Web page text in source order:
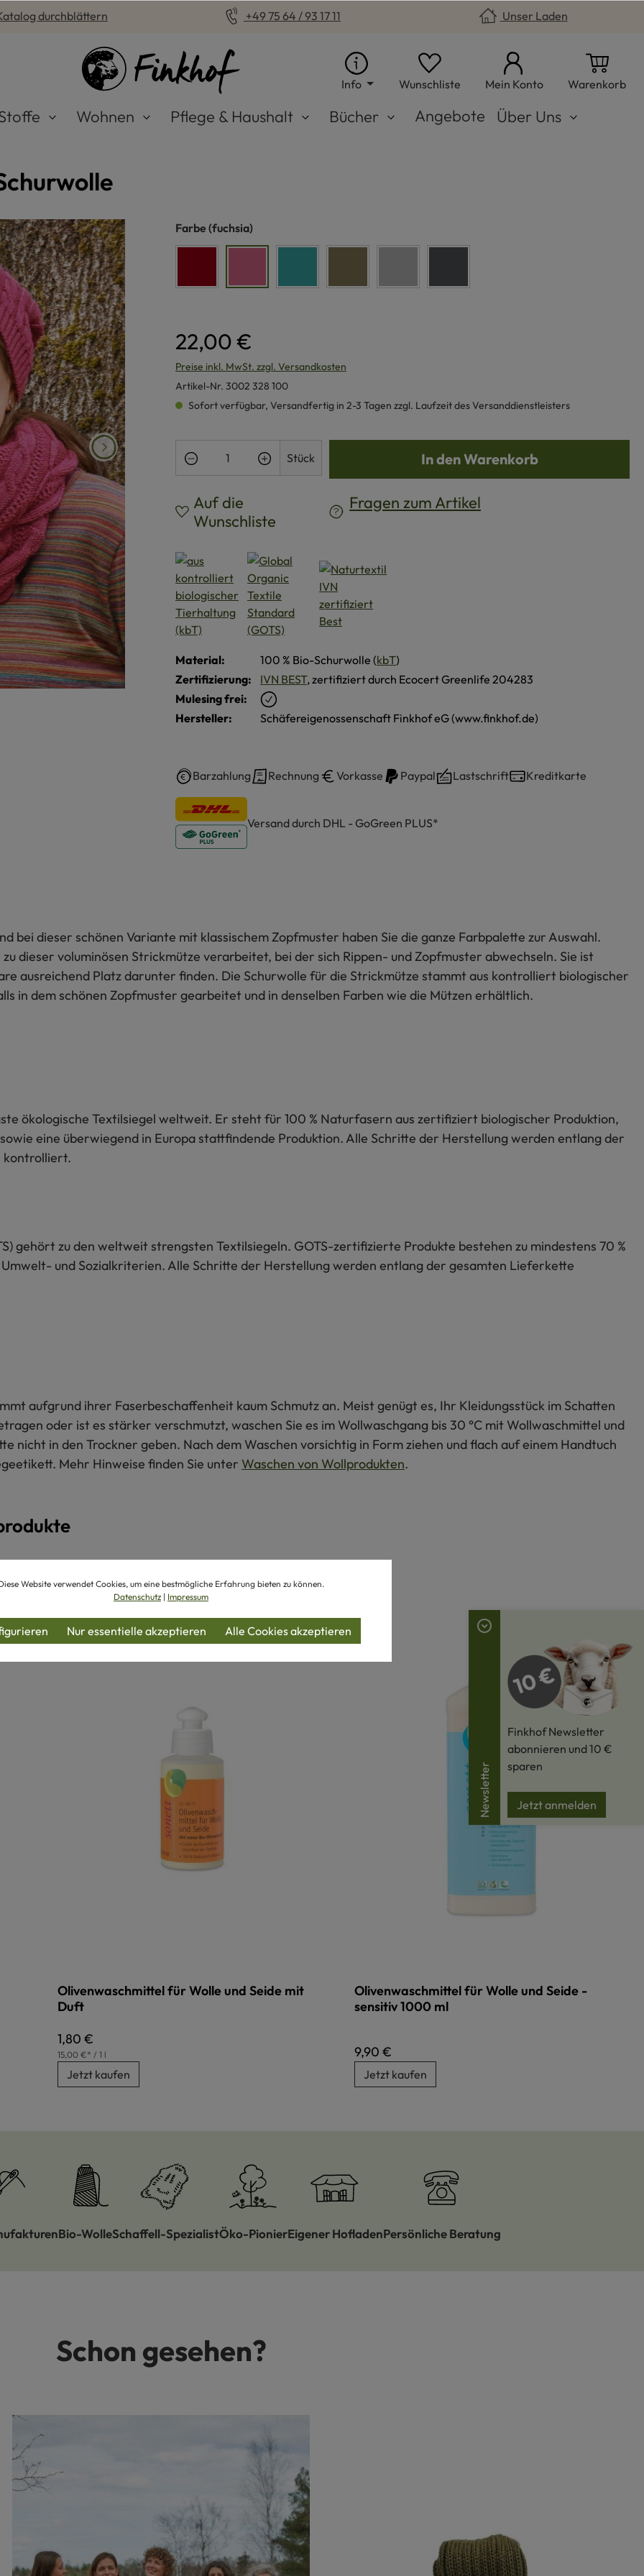
durchblättern +49 75 64 / 93 17 11 Unser Laden
Info Wunschliste Du hast 0 Produkte auf dem
Mein Konto Warenkorb
Wohnen Pflege & Haushalt Bücher Angebote Über Uns
Farbe auswählen
(fuchsia)
22,00 €
Preise inkl. MwSt. zzgl. Versandkosten
Artikel-Nr. 3002 328 100
Sofort verfügbar, Versandfertig in 2-3 Tagen zzgl. Laufzeit des Versanddienstleisters
Produkt Anzahl: Gib den gewünschten Wert ein oder
Stück In den Warenkorb
Auf die
Wunschliste
Fragen zum Artikel
Material: 100 % Bio-Schurwolle (kbT)
Zertifizierung:
IVN BEST, zertifiziert durch Ecocert Greenlife 204283
Mulesing frei:
Hersteller:
Schäfereigenossenschaft Finkhof eG (www.finkhof.de)
Barzahlung Rechnung Vorkasse Paypal Lastschrift Kreditkarte
Versand durch DHL - GoGreen PLUS*
bei dieser schönen Variante mit klassischem Zopfmuster haben Sie die ganze Farbpalette zur Auswahl.
dieser voluminösen Strickmütze verarbeitet, bei der sich Rippen- und Zopfmuster abwechseln. Sie ist
ausreichend Platz darunter finden. Die Schurwolle für die Strickmütze stammt aus kontrolliert biologischer
in dem schönen Zopfmuster gearbeitet und in denselben Farben wie die Mützen erhältlich.
ökologische Textilsiegel weltweit. Er steht für 100 % Naturfasern aus zertifiziert biologischer Produktion,
eine überwiegend in Europa stattfindende Produktion. Alle Schritte der Herstellung werden entlang der
kontrolliert.
gehört zu den weltweit strengsten Textilsiegeln. GOTS-zertifizierte Produkte bestehen zu mindestens 70 %
und Sozialkriterien. Alle Schritte der Herstellung werden entlang der gesamten Lieferkette
aufgrund ihrer Faserbeschaffenheit kaum Schmutz an. Meist genügt es, Ihr Kleidungsstück im Schatten
oder ist es stärker verschmutzt, waschen Sie es im Wollwaschgang bis 30 °C mit Wollwaschmittel und
nicht in den Trockner geben. Nach dem Waschen vorsichtig in Form ziehen und flach auf einem Handtuch
Mehr Hinweise finden Sie unter Waschen von Wollprodukten.
Olivenwaschmittel für Wolle und Seide mit
Duft
Regulärer Preis:
1,80 €
15,00 €* / 1 l
Jetzt kaufen
Olivenwaschmittel für Wolle und Seide -
sensitiv 1000 ml
Regulärer Preis:
9,90 €
Jetzt kaufen
Bio-WolleSchaffell-SpezialistÖko-PionierEigener HofladenPersönliche Beratung
Schon gesehen?
Newsletter
Finkhof Newsletter
abonnieren und 10 €
sparen
Jetzt anmelden
Website verwendet Cookies, um eine bestmögliche Erfahrung bieten zu können.
Datenschutz | Impressum
Nur essentielle akzeptieren Alle Cookies akzeptieren